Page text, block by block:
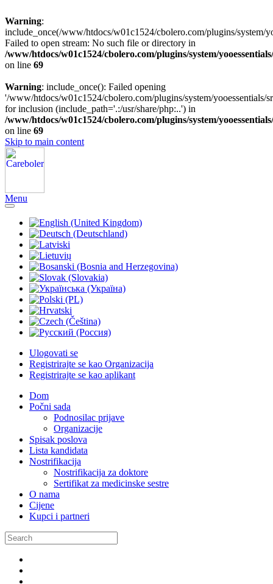
Warning:
include_once(/www/htdocs/w01c1524/cbolero.com/plugins/system/
Failed to open stream: No such file or directory in
/www/htdocs/w01c1524/cbolero.com/plugins/system/
on line 69
Warning: include_once(): Failed opening
'/www/htdocs/w01c1524/cbolero.com/plugins/system/yooessentials/
for inclusion (include_path='.:/usr/share/php:..') in
/www/htdocs/w01c1524/cbolero.com/plugins/system/
on line 69
Skip to main content
Menu
Ulogovati se
Registrirajte se kao Organizacija
Registrirajte se kao aplikant
Dom
Počni sada
Podnosilac prijave
Organizacije
Spisak poslova
Lista kandidata
Nostrifikacija
Nostrifikacija za doktore
Sertifikat za medicinske sestre
O nama
Cijene
Kupci i partneri